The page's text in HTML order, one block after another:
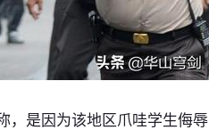
，是因为该地区爪哇学生侮辱